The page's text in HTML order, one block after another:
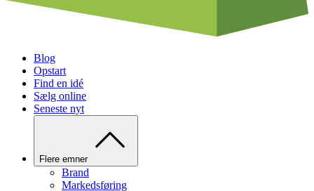
Blog
Opstart
Find en idé
Sælg online
Seneste nyt
Flere emner
Brand
Markedsføring